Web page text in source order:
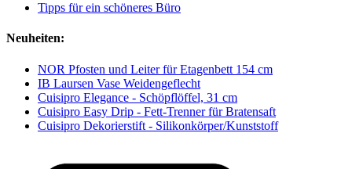
Tipps für ein schöneres Büro
Neuheiten:
NOR Pfosten und Leiter für Etagenbett 154 cm
IB Laursen Vase Weidengeflecht
Cuisipro Elegance - Schöpflöffel, 31 cm
Cuisipro Easy Drip - Fett-Trenner für Bratensaft
Cuisipro Dekorierstift - Silikonkörper/Kunststoff